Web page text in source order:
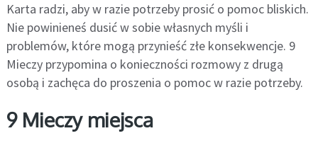
Karta radzi, aby w razie potrzeby prosić o pomoc bliskich.
Nie powinieneś dusić w sobie własnych myśli i
problemów, które mogą przynieść złe konsekwencje. 9
Mieczy przypomina o konieczności rozmowy z drugą
osobą i zachęca do proszenia o pomoc w razie potrzeby.
9 Mieczy miejsca